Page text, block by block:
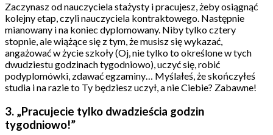
Zaczynasz od nauczyciela stażysty i pracujesz, żeby osiągnąć
kolejny etap, czyli nauczyciela kontraktowego. Następnie
mianowany i na koniec dyplomowany. Niby tylko cztery
stopnie, ale wiążące się z tym, że musisz się wykazać,
angażować w życie szkoły (Oj, nie tylko to określone w tych
dwudziestu godzinach tygodniowo), uczyć się, robić
podyplomówki, zdawać egzaminy… Myślałeś, że skończyłeś
studia i na razie to Ty będziesz uczył, a nie Ciebie? Zabawne!
3. „Pracujecie tylko dwadzieścia godzin
tygodniowo!”